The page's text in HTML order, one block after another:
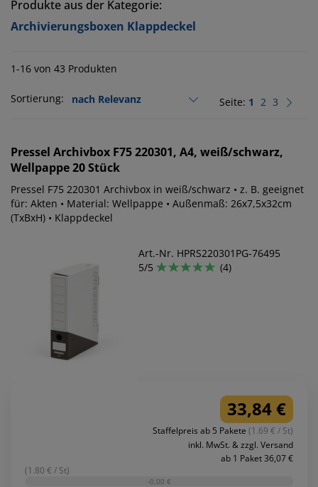
Produkte aus der Kategorie:
Archivierungsboxen Klappdeckel
1-16 von 43 Produkten
Sortierung: Seite: 1 2 3
Pressel Archivbox F75 220301, A4, weiß/schwarz,
Wellpappe 20 Stück
Pressel F75 220301 Archivbox in weiß/schwarz • z. B. geeignet
für: Akten • Material: Wellpappe • Außenmaß: 26x7,5x32cm
(TxBxH) • Klappdeckel
Art.-Nr. HPRS220301PG-76495
5/5
(4)
33,84 €
Staffelpreis ab 5 Pakete (1.69 € / St)
inkl. MwSt. & zzgl. Versand
ab 1 Paket 36,07 €
(1.80 € / St)
-0,00 €